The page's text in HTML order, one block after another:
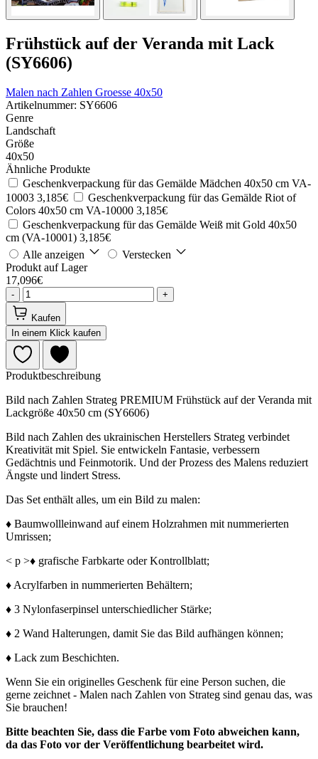
Frühstück auf der Veranda mit Lack
(SY6606)
Malen nach Zahlen Groesse 40x50
Artikelnummer: SY6606
Genre
Landschaft
Größe
40x50
Ähnliche Produkte
Geschenkverpackung für das Gemälde Mädchen 40x50 cm VA-
10003 3,185€
Geschenkverpackung für das Gemälde Riot of
Colors 40x50 cm VA-10000 3,185€
Geschenkverpackung für das Gemälde Weiß mit Gold 40x50
cm (VA-10001) 3,185€
Alle anzeigen
Verstecken
Produkt auf Lager
17,096€
- +
Kaufen
In einem Klick kaufen
Produktbeschreibung
Bild nach Zahlen Strateg PREMIUM Frühstück auf der Veranda mit
Lackgröße 40x50 cm (SY6606)
Bild nach Zahlen des ukrainischen Herstellers Strateg verbindet
Kreativität mit Spiel. Sie entwickeln Fantasie, verbessern
Gedächtnis und Feinmotorik. Und der Prozess des Malens reduziert
Ängste und lindert Stress.
Das Set enthält alles, um ein Bild zu malen:
♦ Baumwollleinwand auf einem Holzrahmen mit nummerierten
Umrissen;
< p >♦ grafische Farbkarte oder Kontrollblatt;
♦ Acrylfarben in nummerierten Behältern;
♦ 3 Nylonfaserpinsel unterschiedlicher Stärke;
♦ 2 Wand Halterungen, damit Sie das Bild aufhängen können;
♦ Lack zum Beschichten.
Wenn Sie ein originelles Geschenk für eine Person suchen, die
gerne zeichnet - Malen nach Zahlen von Strateg sind genau das, was
Sie brauchen!
Bitte beachten Sie, dass die Farbe vom Foto abweichen kann,
da das Foto vor der Veröffentlichung bearbeitet wird.